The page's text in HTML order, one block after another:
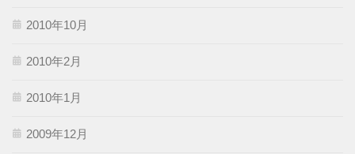
2010年10月
2010年2月
2010年1月
2009年12月